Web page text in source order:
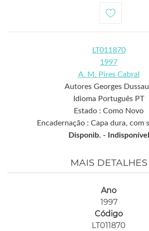
LT011870
1997
A. M. Pires Cabral
Autores Georges
Idioma Português PT
Estado : Como Novo
Encadernação : Capa dura, com
Disponib. -
Indisponível
MAIS DETALHES
Ano
1997
Código
LT011870